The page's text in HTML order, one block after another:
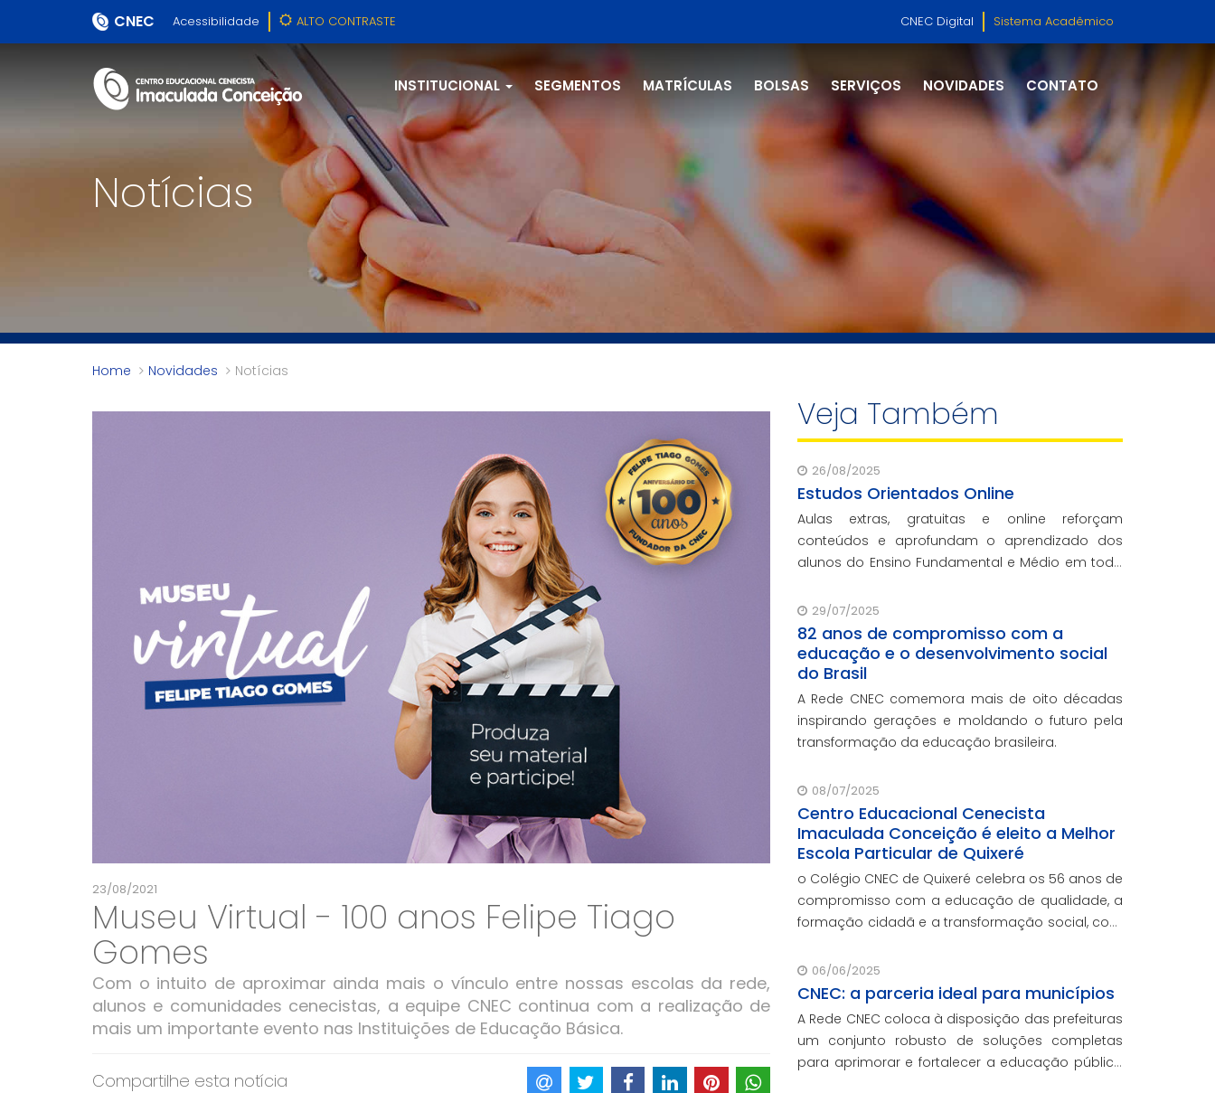
CNEC Acessibilidade ALTO CONTRASTE CNEC Digital Sistema Acadêmico
INSTITUCIONAL SEGMENTOS MATRÍCULAS BOLSAS SERVIÇOS NOVIDADES CONTATO
Notícias
Home Novidades Notícias
23/08/2021
Museu Virtual - 100 anos Felipe Tiago
Gomes
Com o intuito de aproximar ainda mais o vínculo entre nossas escolas da rede,
alunos e comunidades cenecistas, a equipe CNEC continua com a realização de
mais um importante evento nas Instituições de Educação Básica.
Compartilhe esta notícia
Veja Também
26/08/2025
Estudos Orientados Online
Aulas extras, gratuitas e online reforçam
conteúdos e aprofundam o aprendizado dos
alunos do Ensino Fundamental e Médio em toda
29/07/2025
82 anos de compromisso com a
educação e o desenvolvimento social
do Brasil
A Rede CNEC comemora mais de oito décadas
inspirando gerações e moldando o futuro pela
transformação da educação brasileira.
08/07/2025
Centro Educacional Cenecista
Imaculada Conceição é eleito a Melhor
Escola Particular de Quixeré
o Colégio CNEC de Quixeré celebra os 56 anos de
compromisso com a educação de qualidade, a
formação cidadã e a transformação social, com
voto popular, sendo eleita a melhor escola
particular da cidade.
06/06/2025
CNEC: a parceria ideal para municípios
A Rede CNEC coloca à disposição das prefeituras
um conjunto robusto de soluções completas
para aprimorar e fortalecer a educação pública